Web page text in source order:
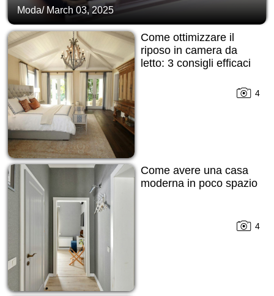
Moda/ March 03, 2025
Come ottimizzare il
riposo in camera da
letto: 3 consigli efficaci
4
Come avere una casa
moderna in poco spazio
4